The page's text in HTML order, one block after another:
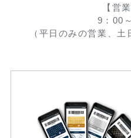
【営
9：00
（平日のみの営業、土